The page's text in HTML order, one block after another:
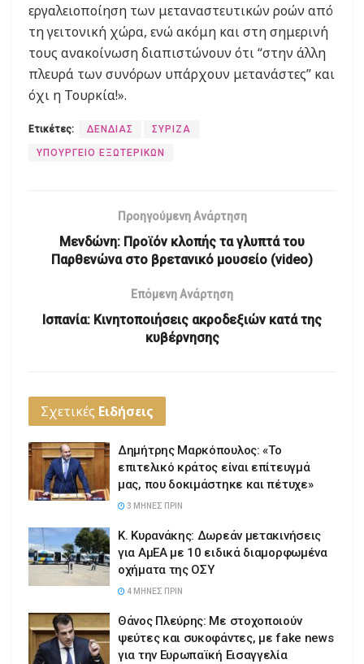
εργαλειοποίηση των μεταναστευτικών ροών από
τη γειτονική χώρα, ενώ ακόμη και στη σημερινή
τους ανακοίνωση διαπιστώνουν ότι “στην άλλη
πλευρά των συνόρων υπάρχουν μετανάστες” και
όχι η Τουρκία!».
Ετικέτες: ΔΕΝΔΙΑΣ ΣΥΡΙΖΑ
ΥΠΟΥΡΓΕΙΟ ΕΞΩΤΕΡΙΚΩΝ
Προηγούμενη Ανάρτηση
Μενδώνη: Προϊόν κλοπής τα γλυπτά του
Παρθενώνα στο βρετανικό μουσείο (video)
Επόμενη Ανάρτηση
Ισπανία: Κινητοποιήσεις ακροδεξιών κατά της
κυβέρνησης
Σχετικές Ειδήσεις
Δημήτρης Μαρκόπουλος: «Το
επιτελικό κράτος είναι επίτευγμά
μας, που δοκιμάστηκε και πέτυχε»
3 ΜΉΝΕΣ ΠΡΙΝ
Κ. Κυρανάκης: Δωρεάν μετακινήσεις
για ΑμΕΑ με 10 ειδικά διαμορφωμένα
οχήματα της ΟΣΥ
4 ΜΉΝΕΣ ΠΡΙΝ
Θάνος Πλεύρης: Με στοχοποιούν
ψεύτες και συκοφάντες, με fake news
για την Ευρωπαϊκή Εισαγγελία